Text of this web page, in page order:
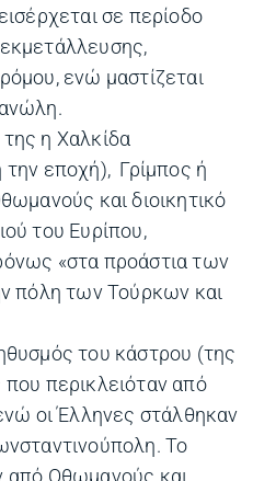
σε περίοδο
ενώ μαστίζεται
η Χαλκίδα
εποχή), Γρίμπος ή
και διοικητικό
του Ευρίπου,
«στα προάστια των
πόλη των Τούρκων και
του κάστρου (της
περικλειόταν από
οι Έλληνες στάλθηκαν
Το
από Οθωμανούς και